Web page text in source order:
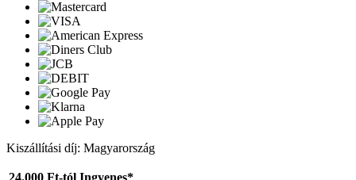
Kiszállítási díj: Magyarország
24.000 Ft-tól Ingyenes*